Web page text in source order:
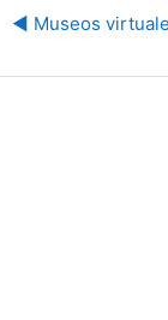
◀︎ Museos